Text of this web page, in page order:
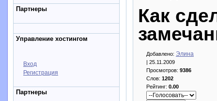
Партнеры
Управление хостингом
Вход
Регистрация
Партнеры
Как
Добавлено: Элина
| 25.11.2009
Просмотров: 9386
Слов: 1202
Рейтинг: 0.00